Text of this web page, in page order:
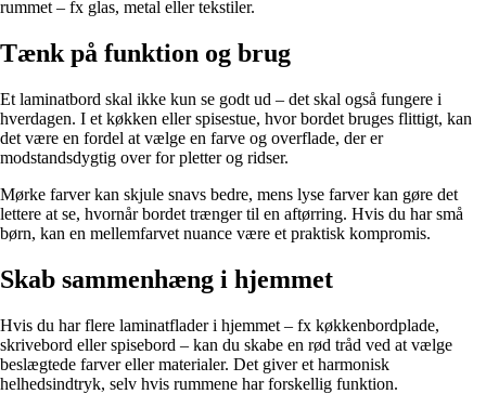
rummet – fx glas, metal eller tekstiler.
Tænk på funktion og brug
Et laminatbord skal ikke kun se godt ud – det skal også fungere i
hverdagen. I et køkken eller spisestue, hvor bordet bruges flittigt, kan
det være en fordel at vælge en farve og overflade, der er
modstandsdygtig over for pletter og ridser.
Mørke farver kan skjule snavs bedre, mens lyse farver kan gøre det
lettere at se, hvornår bordet trænger til en aftørring. Hvis du har små
børn, kan en mellemfarvet nuance være et praktisk kompromis.
Skab sammenhæng i hjemmet
Hvis du har flere laminatflader i hjemmet – fx køkkenbordplade,
skrivebord eller spisebord – kan du skabe en rød tråd ved at vælge
beslægtede farver eller materialer. Det giver et harmonisk
helhedsindtryk, selv hvis rummene har forskellig funktion.